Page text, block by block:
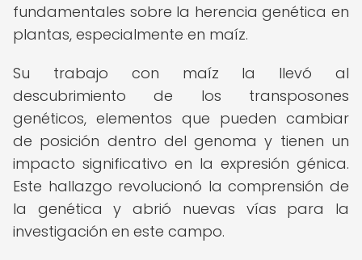
fundamentales sobre la herencia genética en
plantas, especialmente en maíz.
Su trabajo con maíz la llevó al
descubrimiento de los transposones
genéticos, elementos que pueden cambiar
de posición dentro del genoma y tienen un
impacto significativo en la expresión génica.
Este hallazgo revolucionó la comprensión de
la genética y abrió nuevas vías para la
investigación en este campo.